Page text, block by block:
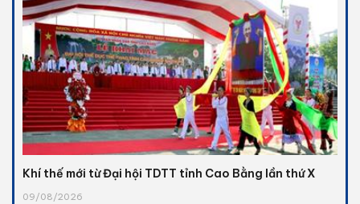
Khí thế mới từ Đại hội TDTT tỉnh Cao Bằng lần thứ X
09/08/2026